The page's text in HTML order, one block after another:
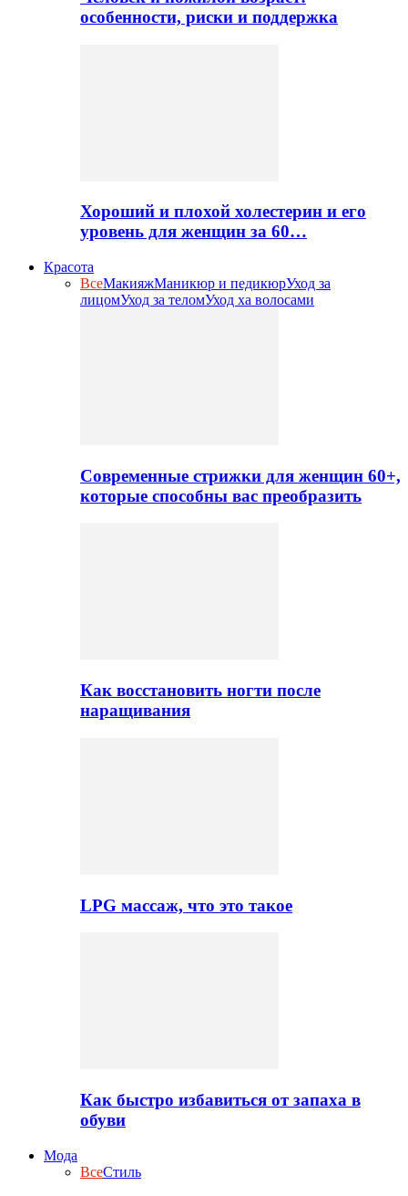
особенности, риски и поддержка
Хороший и плохой холестерин и его
уровень для женщин за 60…
Красота
ВсеМакияжМаникюр и педикюрУход за
лицомУход за теломУход ха волосами
Современные стрижки для женщин 60+,
которые способны вас преобразить
Как восстановить ногти после
наращивания
LPG массаж, что это такое
Как быстро избавиться от запаха в
обуви
Мода
ВсеСтиль